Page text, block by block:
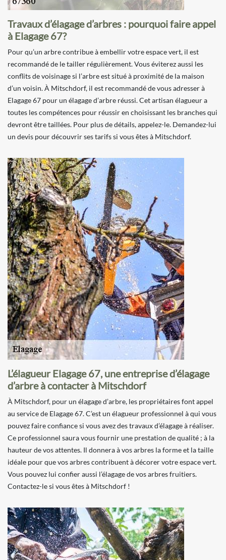
Travaux d’élagage d’arbres : pourquoi faire appel
à Elagage 67?
Pour qu’un arbre contribue à embellir votre espace vert, il est
recommandé de le tailler régulièrement. Vous éviterez aussi les
conflits de voisinage si l’arbre est situé à proximité de la maison
d’un voisin. À Mitschdorf, il est recommandé de vous adresser à
Elagage 67 pour un élagage d’arbre réussi. Cet artisan élagueur a
toutes les compétences pour réussir en choisissant les branches qui
devront être taillées. Pour plus de détails, appelez-le. Demandez-lui
un devis pour découvrir ses tarifs si vous êtes à Mitschdorf.
L’élagueur Elagage 67, une entreprise d’élagage
d’arbre à contacter à Mitschdorf
À Mitschdorf, pour un élagage d’arbre, les propriétaires font appel
au service de Elagage 67. C’est un élagueur professionnel à qui vous
pouvez faire confiance si vous avez des travaux d’élagage à réaliser.
Ce professionnel saura vous fournir une prestation de qualité ; à la
hauteur de vos attentes. Il donnera à vos arbres la forme et la taille
idéale pour que vos arbres contribuent à décorer votre espace vert.
Vous pouvez lui confier aussi l’élagage de vos arbres fruitiers.
Contactez-le si vous êtes à Mitschdorf !